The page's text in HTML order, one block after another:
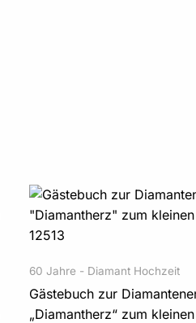
60 Jahre - Diamant Hochzeit
Gästebuch zur
„Diamantherz“ zum
bis